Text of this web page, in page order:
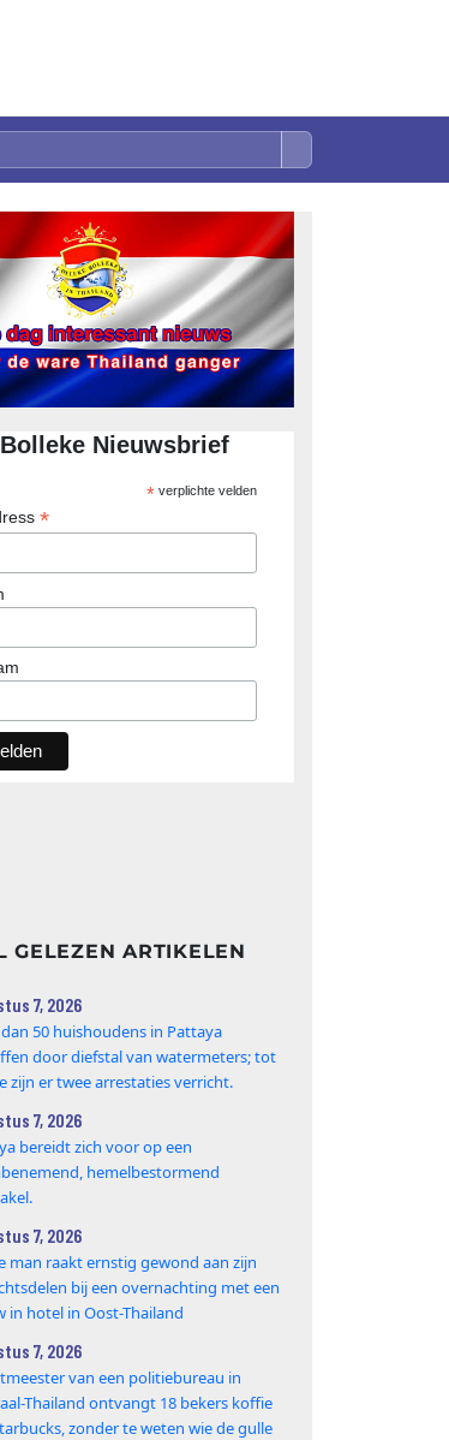
Nieuwsbrief
*verplichte velden
*
GELEZEN ARTIKELEN
7, 2026
50 huishoudens in Pattaya
door diefstal van watermeters; tot
zijn er twee arrestaties verricht.
7, 2026
bereidt zich voor op een
hemelbestormend
7, 2026
man raakt ernstig gewond aan zijn
bij een overnachting met een
in hotel in Oost-Thailand
7, 2026
van een politiebureau in
Thailand ontvangt 18 bekers koffie
zonder te weten wie de gulle